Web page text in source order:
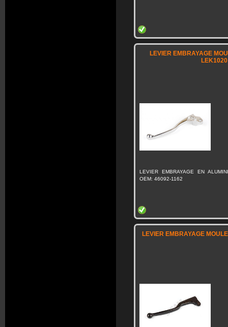
LEVIER EMBRAYAGE
LEK1020
LEVIER EMBRAYAGE EN
OEM: 46092-1162
LEVIER EMBRAYAGE